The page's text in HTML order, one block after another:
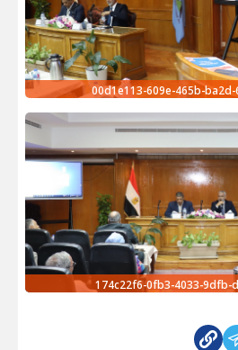
00d1e113-609e-465b-
174c22f6-0fb3-4033-9dfb-